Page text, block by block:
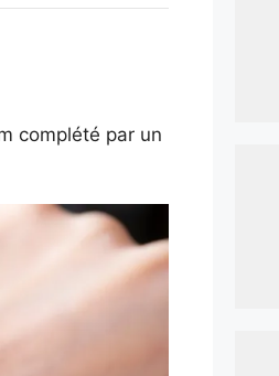
complété par un